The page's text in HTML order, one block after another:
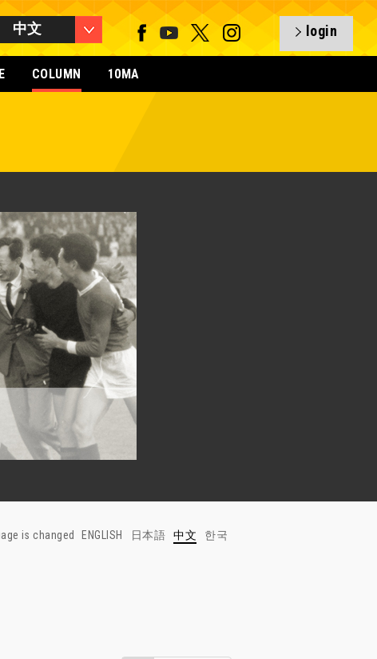
中文 login
COLUMN 10MA
is changed ENGLISH 日本語 中文 한국